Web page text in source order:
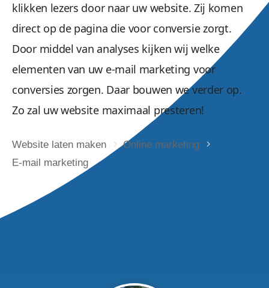
klikken lezers door naar uw website. Zij komen
direct op de pagina die voor conversie zorgt.
Door middel van analyses kijken wij welke
elementen van uw e-mail marketing voor
conversies zorgen. Daar bouwen we verder op.
Zo zal uw website maximaal presteren!
Website laten maken
Online marketing
E-mail marketing